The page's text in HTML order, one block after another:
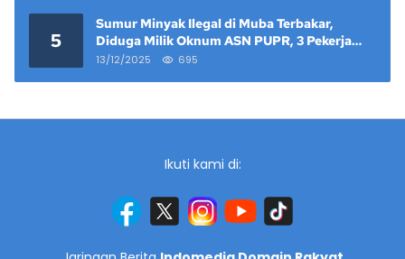
5
Sumur Minyak Ilegal di Muba Terbakar,
Diduga Milik Oknum ASN PUPR, 3 Pekerja
Tewas
13/12/2025 695
Ikuti kami di: